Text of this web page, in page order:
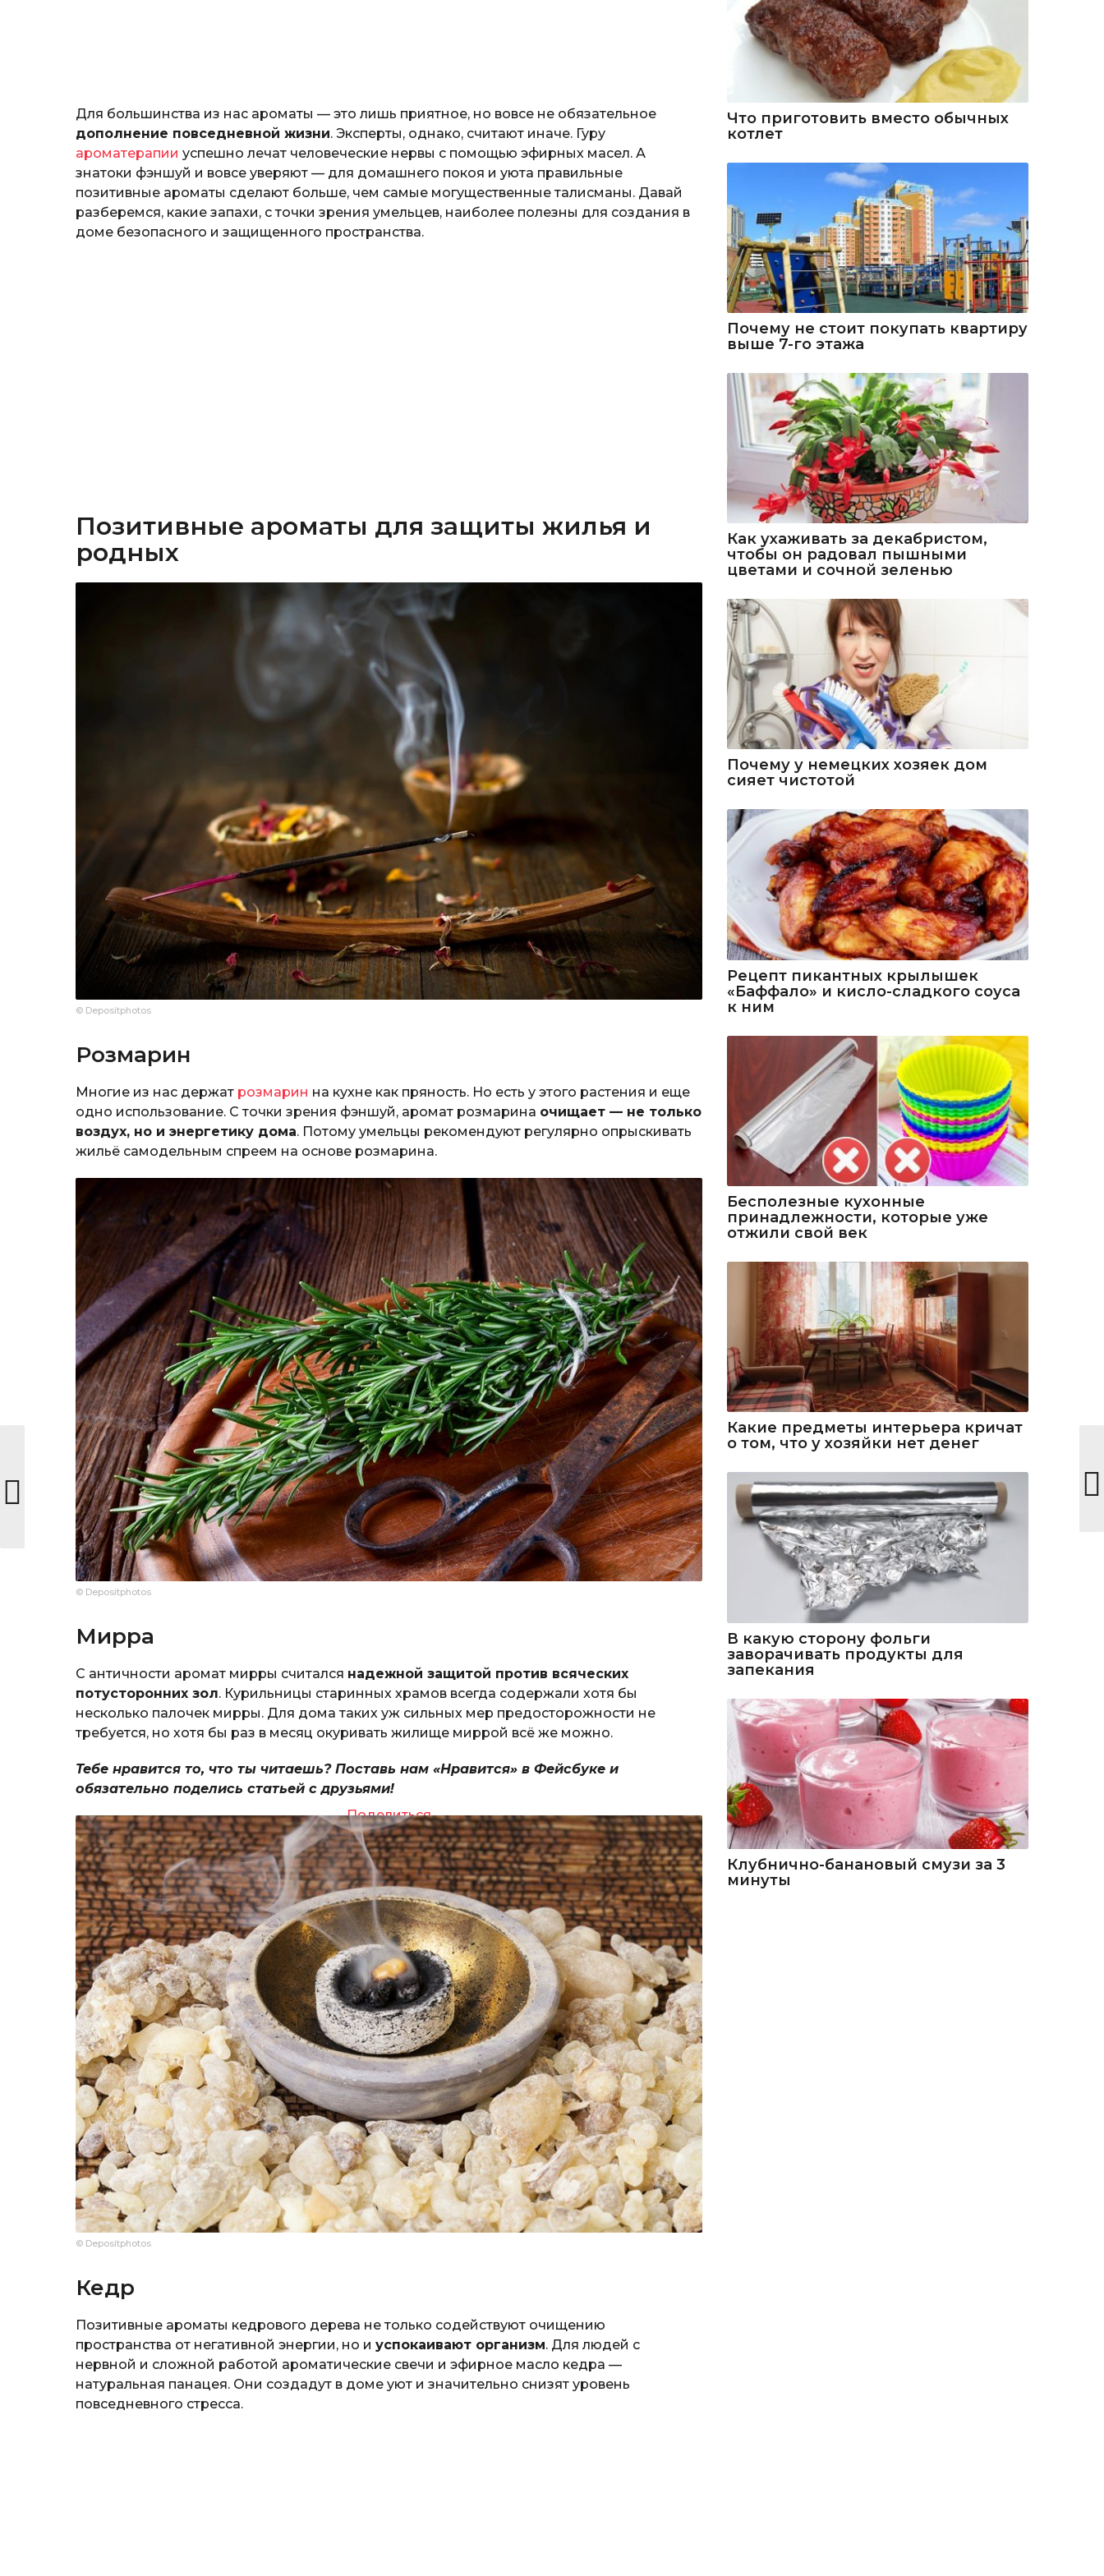
Для большинства из нас ароматы — это лишь приятное, но вовсе не обязательное
дополнение повседневной жизни. Эксперты, однако, считают иначе. Гуру
ароматерапии успешно лечат человеческие нервы с помощью эфирных масел. А
знатоки фэншуй и вовсе уверяют — для домашнего покоя и уюта правильные
позитивные ароматы сделают больше, чем самые могущественные талисманы. Давай
разберемся, какие запахи, с точки зрения умельцев, наиболее полезны для создания в
доме безопасного и защищенного пространства.
Позитивные ароматы для защиты жилья и
родных
© Depositphotos
Розмарин
Многие из нас держат розмарин на кухне как пряность. Но есть у этого растения и еще
одно использование. С точки зрения фэншуй, аромат розмарина очищает — не только
воздух, но и энергетику дома. Потому умельцы рекомендуют регулярно опрыскивать
жильё самодельным спреем на основе розмарина.
© Depositphotos
Мирра
С античности аромат мирры считался надежной защитой против всяческих
потусторонних зол. Курильницы старинных храмов всегда содержали хотя бы
несколько палочек мирры. Для дома таких уж сильных мер предосторожности не
требуется, но хотя бы раз в месяц окуривать жилище миррой всё же можно.
Тебе нравится то, что ты читаешь? Поставь нам «Нравится» в Фейсбуке и
обязательно поделись статьей с друзьями!
Поделиться
© Depositphotos
Кедр
Позитивные ароматы кедрового дерева не только содействуют очищению
пространства от негативной энергии, но и успокаивают организм. Для людей с
нервной и сложной работой ароматические свечи и эфирное масло кедра —
натуральная панацея. Они создадут в доме уют и значительно снизят уровень
повседневного стресса.
Что приготовить вместо обычных
котлет
Почему не стоит покупать квартиру
выше 7-го этажа
Как ухаживать за декабристом,
чтобы он радовал пышными
цветами и сочной зеленью
Почему у немецких хозяек дом
сияет чистотой
Рецепт пикантных крылышек
«Баффало» и кисло-сладкого соуса
к ним
Бесполезные кухонные
принадлежности, которые уже
отжили свой век
Какие предметы интерьера кричат
о том, что у хозяйки нет денег
В какую сторону фольги
заворачивать продукты для
запекания
Клубнично-банановый смузи за 3
минуты